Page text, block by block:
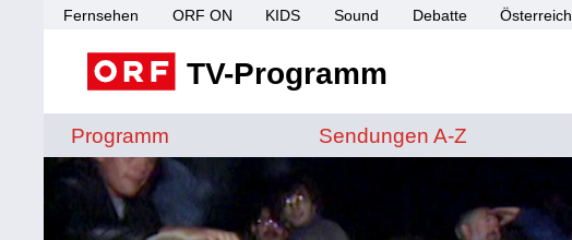
Fernsehen ORF ON KIDS Sound Debatte Österreich
TV-Programm
Programm Sendungen von A bis Z
Sendungen A-Z